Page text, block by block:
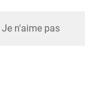
Je n'aime pas